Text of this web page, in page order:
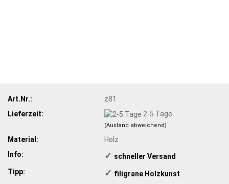
Art.Nr.:
z81
Lieferzeit:
2-5 Tage
(Ausland abweichend)
Material:
Holz
Info:
✓ ​schneller Versand
Tipp:
✓ ​ filigrane Holzkunst